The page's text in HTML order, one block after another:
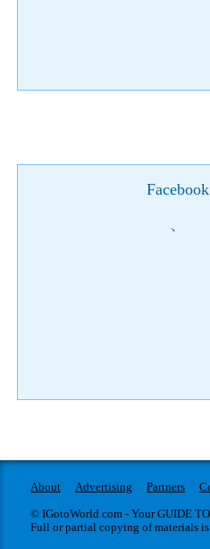
Facebook
)
About Advertising Partners
© IGotoWorld.com - Your GUIDE
Full or partial copying of materials